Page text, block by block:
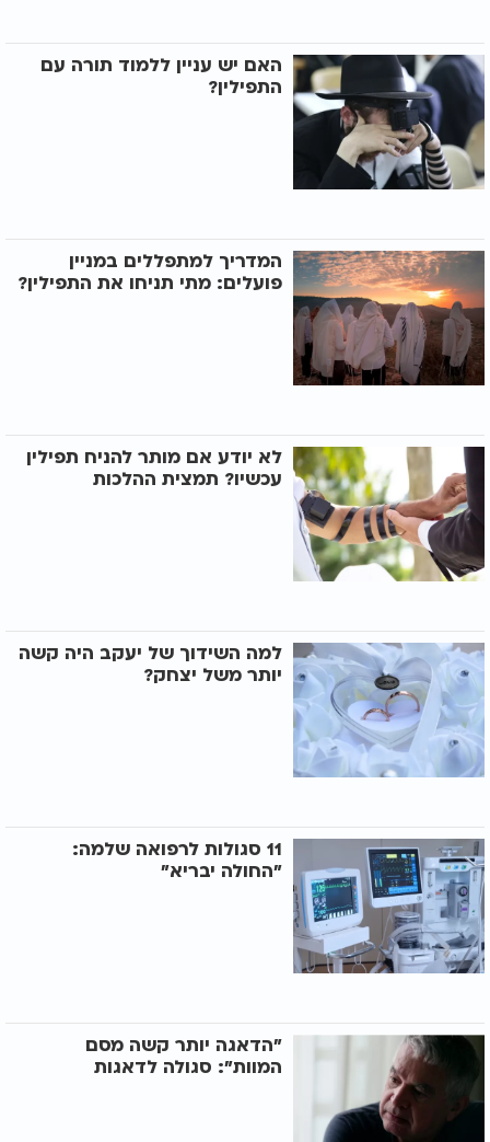
האם יש עניין ללמוד תורה עם
התפילין?
המדריך למתפללים במניין
פועלים: מתי תניחו את התפילין?
לא יודע אם מותר להניח תפילין
עכשיו? תמצית ההלכות
למה השידוך של יעקב היה קשה
יותר משל יצחק?
11 סגולות לרפואה שלמה:
"החולה יבריא"
"הדאגה יותר קשה מסם
המוות": סגולה לדאגות